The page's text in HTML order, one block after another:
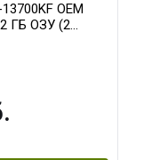
OEM
ГБ ОЗУ (2
384-Bit 3xDP